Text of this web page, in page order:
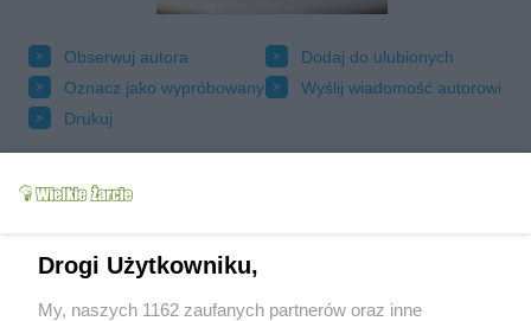
Obserwuj autora
Dodaj do ulubionych
Oznacz jako wypróbowany
Wyślij wiadomość autorowi
Drukuj
Drogi Użytkowniku,
My, naszych 1162 zaufanych partnerów oraz inne